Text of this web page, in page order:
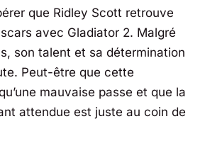
que Ridley Scott retrouve
avec Gladiator 2. Malgré
son talent et sa détermination
Peut-être que cette
mauvaise passe et que la
attendue est juste au coin de